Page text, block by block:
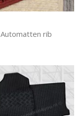
Automatten rib